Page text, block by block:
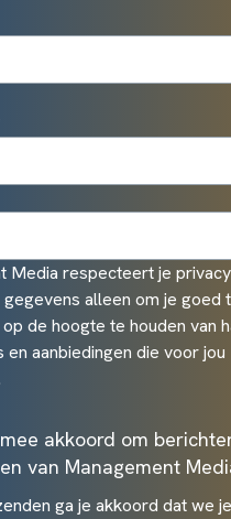
Media respecteert je
alleen om je goed
de hoogte te houden van
en aanbiedingen die voor jou
akkoord om
van Management
ga je akkoord dat we je